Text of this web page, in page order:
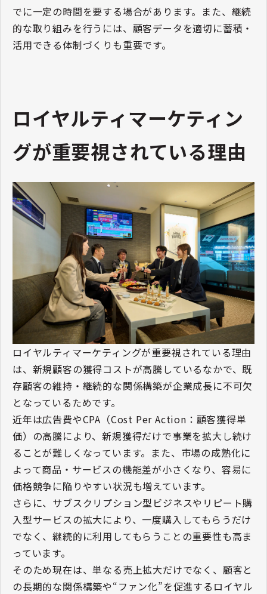
でに一定の時間を要する場合があります。また、継続
的な取り組みを行うには、顧客データを適切に蓄積・
活用できる体制づくりも重要です。
ロイヤルティマーケティン
グが重要視されている理由
ロイヤルティマーケティングが重要視されている理由
は、新規顧客の獲得コストが高騰しているなかで、既
存顧客の維持・継続的な関係構築が企業成長に不可欠
となっているためです。
近年は広告費やCPA（Cost Per Action：顧客獲得単
価）の高騰により、新規獲得だけで事業を拡大し続け
ることが難しくなっています。また、市場の成熟化に
よって商品・サービスの機能差が小さくなり、容易に
価格競争に陥りやすい状況も増えています。
さらに、サブスクリプション型ビジネスやリピート購
入型サービスの拡大により、一度購入してもらうだけ
でなく、継続的に利用してもらうことの重要性も高ま
っています。
そのため現在は、単なる売上拡大だけでなく、顧客と
の長期的な関係構築や“ファン化”を促進するロイヤル